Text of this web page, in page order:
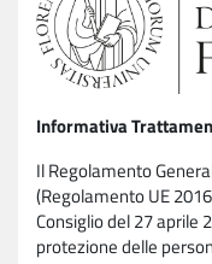
Informativa
Il Regolamento
(Regolamento UE
Consiglio del 27 aprile
protezione delle